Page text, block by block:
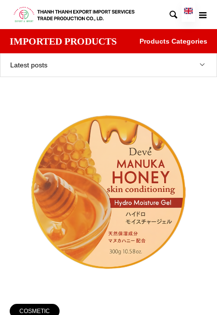

IMPORTED PRODUCTS Products Categories
Latest posts
COSMETIC